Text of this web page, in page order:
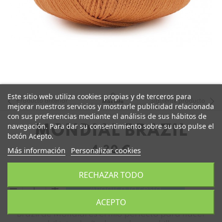
Más info
Producto anterior Siguiente producto
MONDIAL BRAZIL
4,30 €
Añadir a la cesta
add
remove
Brazil de Mondial es el hilo perfecto para hacer
Este sitio web utiliza cookies propias y de terceros para
mejorar nuestros servicios y mostrarle publicidad relacionada
con sus preferencias mediante el análisis de sus hábitos de
navegación. Para dar su consentimiento sobre su uso pulse el
botón Acepto.
Más información Personalizar cookies
RECHAZAR TODO
ACEPTO